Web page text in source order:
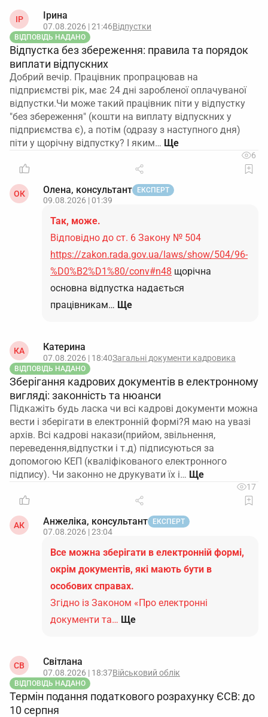
ІР Ірина
07.08.2026 | 21:46Відпустки
ВІДПОВІДЬ НАДАНО
Відпустка без збереження: правила та порядок
виплати відпускних
Добрий вечір. Працівник пропрацював на
підприємстві рік, має 24 дні заробленої оплачуваної
відпустки.Чи може такий працівник піти у відпустку
"без збереження" (кошти на виплату відпускних у
підприємства є), а потім (одразу з наступного дня)
піти у щорічну відпустку? І яким…
6
ОК Олена, консультант ЕКСПЕРТ
09.08.2026 | 01:39
Так, може.
Відповідно до ст. 6 Закону № 504
https://zakon.rada.gov.ua/laws/show/504/96-
%D0%B2%D1%80/conv#n48 щорічна
основна відпустка надається
працівникам… Ще
КА Катерина
07.08.2026 | 18:40Загальні документи кадровика
ВІДПОВІДЬ НАДАНО
Зберігання кадрових документів в електронному
вигляді: законність та нюанси
Підкажіть будь ласка чи всі кадрові документи можна
вести і зберігати в електронній формі?Я маю на увазі
архів. Всі кадрові накази(прийом, звільнення,
переведення,відпустки і т.д) підписуються за
допомогою КЕП (кваліфікованого електронного
підпису). Чи законно не друкувати їх і…
17
АК Анжеліка, консультант ЕКСПЕРТ
07.08.2026 | 23:04
Все можна зберігати в електронній формі,
окрім документів, які мають бути в
особових справах.
Згідно із Законом «Про електронні
документи та… Ще
СВ Світлана
07.08.2026 | 18:37Військовий облік
ВІДПОВІДЬ НАДАНО
Термін подання податкового розрахунку ЄСВ: до
10 серпня